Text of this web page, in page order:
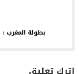
بطولة المغرب :